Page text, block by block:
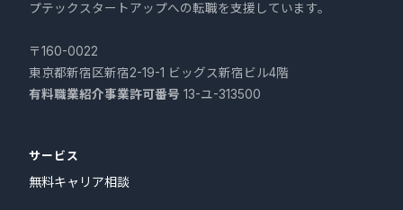
プテックスタートアップへの転職を支援しています。
〒160-0022
東京都新宿区新宿2-19-1 ビッグス新宿ビル4階
有料職業紹介事業許可番号 13-ユ-313500
サービス
無料キャリア相談